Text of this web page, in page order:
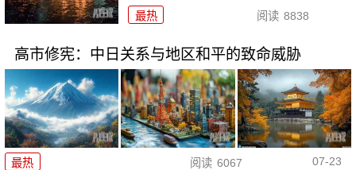
最热 阅读 8838
高市修宪：中日关系与地区和平的致命威胁
最热 阅读 6067 07-23